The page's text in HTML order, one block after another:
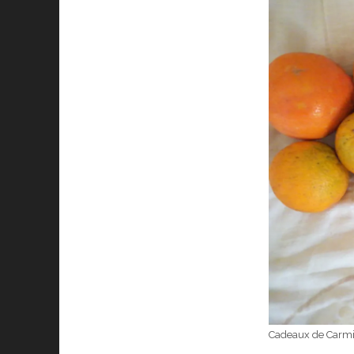
Cadeaux de